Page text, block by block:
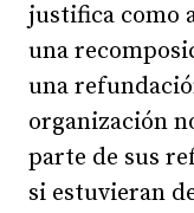
justifica como
una
una
organización
parte de sus
si estuvieran